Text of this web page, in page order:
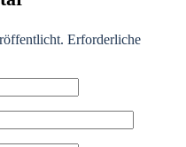
Erforderliche